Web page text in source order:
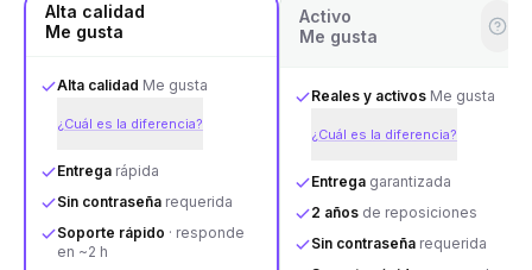
Alta calidad
Me gusta
Alta calidad Me gusta
¿Cuál es la diferencia?
Entrega rápida
Sin contraseña requerida
Soporte rápido · responde
en ~2 h
Activo
Me gusta
Reales y activos Me gusta
¿Cuál es la diferencia?
Entrega garantizada
2 años de reposiciones
Sin contraseña requerida